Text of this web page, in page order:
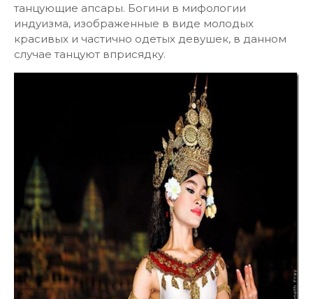
танцующие апсары. Богини в мифологии
индуизма, изображенные в виде молодых
красивых и частично одетых девушек, в данном
случае танцуют вприсядку.